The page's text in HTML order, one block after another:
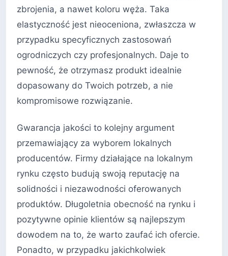
zbrojenia, a nawet koloru węża. Taka
elastyczność jest nieoceniona, zwłaszcza w
przypadku specyficznych zastosowań
ogrodniczych czy profesjonalnych. Daje to
pewność, że otrzymasz produkt idealnie
dopasowany do Twoich potrzeb, a nie
kompromisowe rozwiązanie.
Gwarancja jakości to kolejny argument
przemawiający za wyborem lokalnych
producentów. Firmy działające na lokalnym
rynku często budują swoją reputację na
solidności i niezawodności oferowanych
produktów. Długoletnia obecność na rynku i
pozytywne opinie klientów są najlepszym
dowodem na to, że warto zaufać ich ofercie.
Ponadto, w przypadku jakichkolwiek